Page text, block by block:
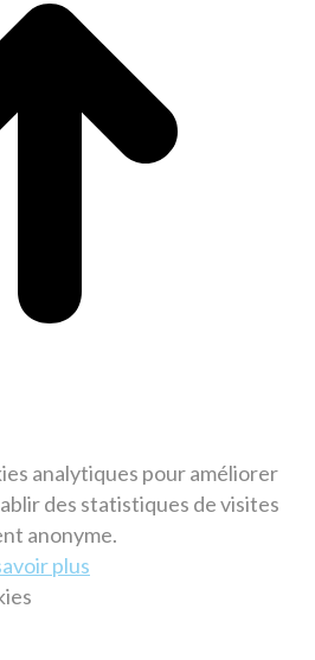
analytiques pour améliorer
des statistiques de visites
anonyme.
plus